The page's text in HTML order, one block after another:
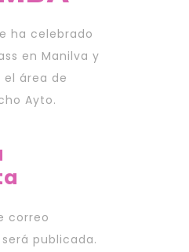
ha celebrado
en Manilva y
el área de
Ayto.
correo
publicada.